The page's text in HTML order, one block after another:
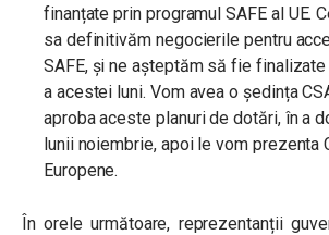
finanțate prin programul SAFE al UE.
sa definitivăm negocierile pentru
SAFE, și ne așteptăm să fie
a acestei luni. Vom avea o ședința
aproba aceste planuri de dotări, în a
lunii noiembrie, apoi le vom prezenta
Europene.
În orele următoare, reprezentanții